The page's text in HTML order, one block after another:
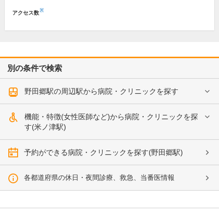
アクセス数※
別の条件で検索
野田郷駅の周辺駅から病院・クリニックを探す
機能・特徴(女性医師など)から病院・クリニックを探
す(米ノ津駅)
予約ができる病院・クリニックを探す(野田郷駅)
各都道府県の休日・夜間診療、救急、当番医情報